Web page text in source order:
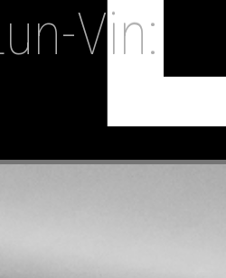
Vin: